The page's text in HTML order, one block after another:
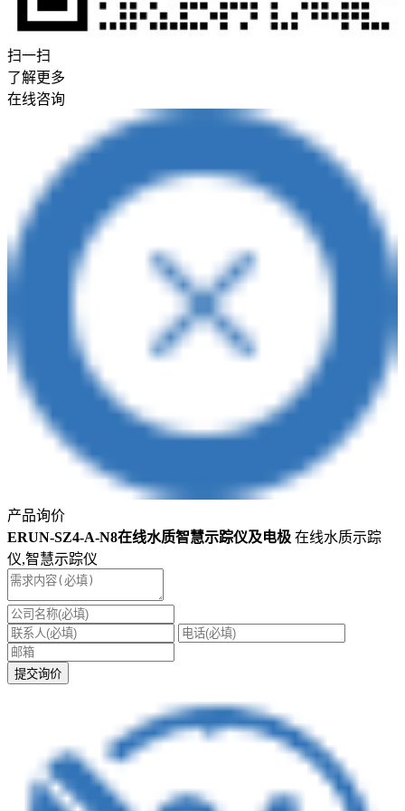
扫一扫
了解更多
在线咨询
产品询价
ERUN-SZ4-A-N8在线水质智慧示踪仪及电极 在线水质示踪
仪,智慧示踪仪